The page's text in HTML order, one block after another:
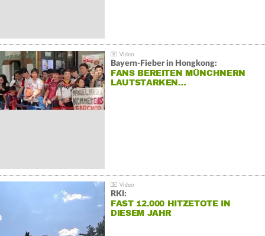
Bayern-Fieber in Hongkong:
FANS BEREITEN MÜNCHNERN
LAUTSTARKEN…
RKI:
FAST 12.000 HITZETOTE IN
DIESEM JAHR